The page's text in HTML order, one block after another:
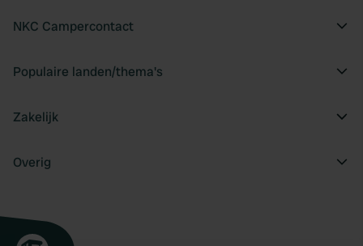
NKC Campercontact
Populaire landen/thema's
Zakelijk
Overig